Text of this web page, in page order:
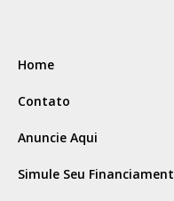
Home
Contato
Anuncie Aqui
Simule Seu